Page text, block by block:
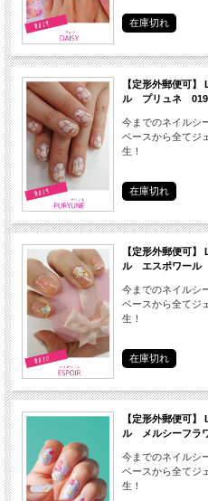
● 自爪のサイズに合ったネイルシールを選
※自爪よりも約１ｍｍ程度小さいサイズが
● シールの端部から付属のファイルでや
下さい。
● はがした後はキューティクルオイル等
● はがす時はお湯に３０秒くらい浸ける
● 開封後、ご使用にならないシートは元
在庫切れ
【定形外郵便可
ル プリュネ
今までのネイルシ
ベースから全てジ
生！
在庫切れ
【定形外郵便可
ル エスポワール
今までのネイルシ
ベースから全てジ
生！
在庫切れ
【定形外郵便可
ル メルシーフラ
今までのネイルシ
ベースから全てジ
生！